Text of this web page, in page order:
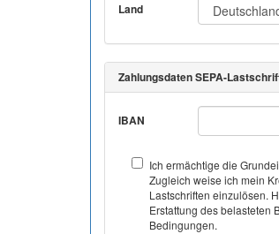
Land
Zahlungsdaten SEPA-
IBAN
Ich ermächtige die
Zugleich weise ich mein
Lastschriften einzulösen.
Erstattung des belasteten
Bedingungen.